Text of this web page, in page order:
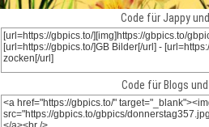
Code für Jappy und
Code für Blogs und